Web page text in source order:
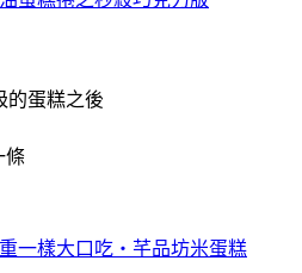
的蛋糕之後
條
一樣大口吃‧芊品坊米蛋糕